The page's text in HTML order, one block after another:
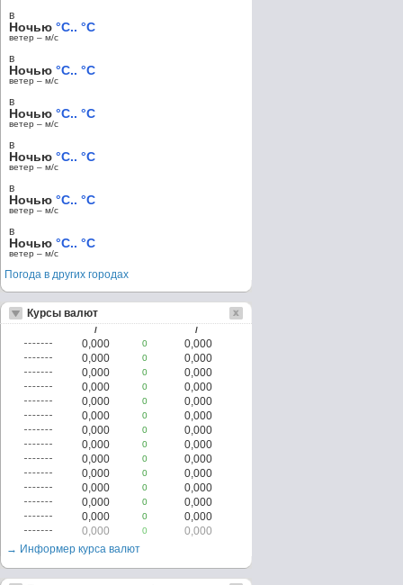
в
Ночью °C.. °C
ветер – м/c
в
Ночью °C.. °C
ветер – м/c
в
Ночью °C.. °C
ветер – м/c
в
Ночью °C.. °C
ветер – м/c
в
Ночью °C.. °C
ветер – м/c
в
Ночью °C.. °C
ветер – м/c
Погода в других городах
Курсы валют
/ /
0,000 0
0,000
0,000
0
0,000
0,000
0
0,000
0,000
0
0,000
0,000
0
0,000
0,000
0
0,000
0,000
0
0,000
0,000
0
0,000
0,000
0
0,000
0,000
0
0,000
0,000
0
0,000
0,000
0
0,000
0,000
0
0,000
0,000
0
0,000
→ Информер курса валют